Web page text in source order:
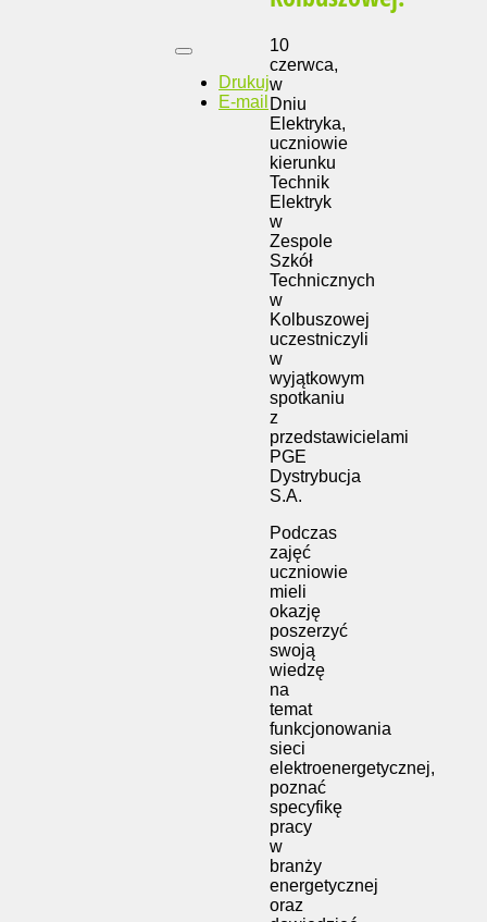
Drukuj
E-mail
10
czerwca,
w
Dniu
Elektryka,
uczniowie
kierunku
Technik
Elektryk
w
Zespole
Szkół
Technicznych
w
Kolbuszowej
uczestniczyli
w
wyjątkowym
spotkaniu
z
przedstawicielami
PGE
Dystrybucja
S.A.
Podczas
zajęć
uczniowie
mieli
okazję
poszerzyć
swoją
wiedzę
na
temat
funkcjonowania
sieci
elektroenergetycznej,
poznać
specyfikę
pracy
w
branży
energetycznej
oraz